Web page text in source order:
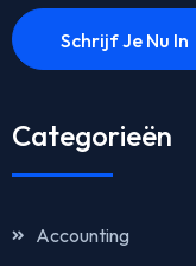
Schrijf Je Nu In
Categorieën
Accounting